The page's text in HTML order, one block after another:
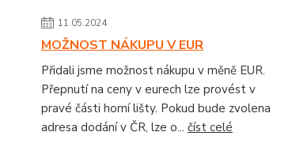
11.05.2024
MOŽNOST NÁKUPU V EUR
Přidali jsme možnost nákupu v měně EUR.
Přepnutí na ceny v eurech lze provést v
pravé části horní lišty. Pokud bude zvolena
adresa dodání v ČR, lze o... číst celé